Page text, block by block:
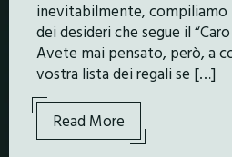
inevitabilmente,
dei desideri che segue il
Avete mai pensato, però, a
vostra lista dei regali se […]
Read More